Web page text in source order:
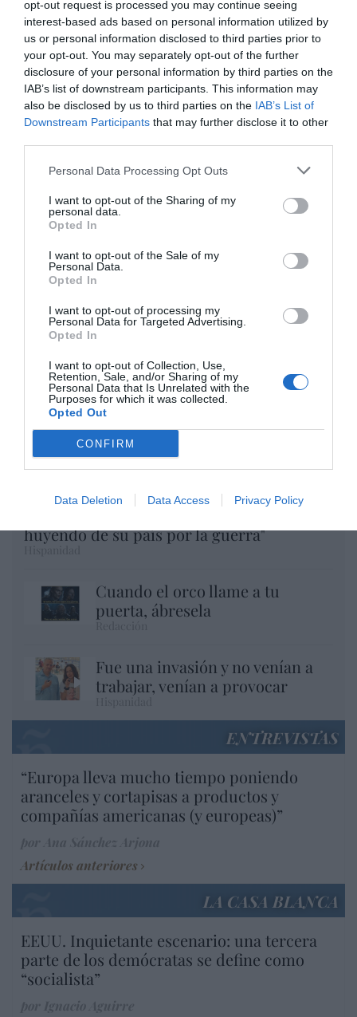
opt-out request is processed you may continue seeing
interest-based ads based on personal information utilized by
us or personal information disclosed to third parties prior to
your opt-out. You may separately opt-out of the further
disclosure of your personal information by third parties on the
IAB’s list of downstream participants. This information may
also be disclosed by us to third parties on the IAB’s List of
Downstream Participants that may further disclose it to other
Personal Data Processing Opt Outs
I want to opt-out of the Sharing of my
personal data.
Opted In
I want to opt-out of the Sale of my
Personal Data.
Opted In
I want to opt-out of processing my
Personal Data for Targeted Advertising.
Opted In
I want to opt-out of Collection, Use,
Retention, Sale, and/or Sharing of my
Personal Data that Is Unrelated with the
Purposes for which it was collected.
Opted Out
CONFIRM
Data Deletion Data Access Privacy Policy
El IBEX 35 cerró la sesión del miércoles en
los 20.057 puntos, un nuevo récord
Eulogio López
Ceuta. Nuestra Señora de África:
convertir al musulmán
No perdamos el norte: la
emigración es mala
Eulogio López
Argumentos
Telepedro en acción: RTVE afirma que
entre los que han invadido Ceuta, "muchos
huyendo de su país por la guerra"
Cuando el orco llame a tu
puerta, ábresela
Fue una invasión y no venían a
trabajar, venían a provocar
ENTREVISTAS
“Europa lleva mucho tiempo poniendo
aranceles y cortapisas a productos y
compañías americanas (y europeas)”
Artículos anteriores
LA CASA BLANCA
EEUU. Inquietante escenario: una tercera
parte de los demócratas se define como
“socialista”